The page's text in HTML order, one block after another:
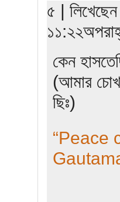
৫ | লিখেছেন
কেন
(আমার চোখ
ছিঃ)
“Peace